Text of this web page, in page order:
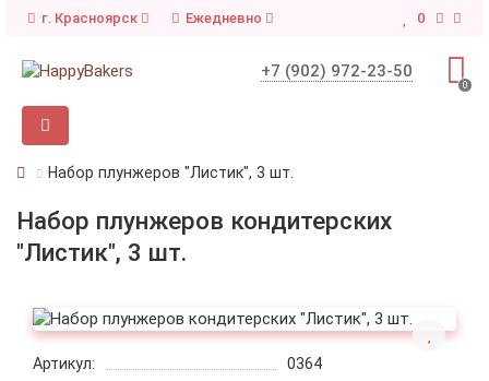
0
г. Красноярск Ежедневно
+7 (902) 972-23-50
0
Набор плунжеров "Листик", 3 шт.
Набор плунжеров кондитерских
"Листик", 3 шт.
Артикул:
0364